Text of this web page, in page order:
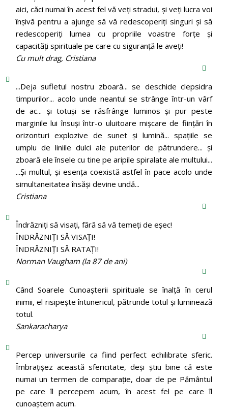
aici, căci numai în acest fel vă veți stradui, și veți lucra voi
înșivă pentru a ajunge să vă redescoperiți singuri și să
redescoperiți lumea cu propriile voastre forțe și
capacități spirituale pe care cu siguranță le aveți!
Cu mult drag, Cristiana
...Deja sufletul nostru zboară... se deschide clepsidra
timpurilor... acolo unde neantul se strânge într-un vârf
de ac... și totuși se răsfrânge luminos și pur peste
marginile lui însuși într-o uluitoare mișcare de ființări în
orizonturi explozive de sunet și lumină... spațiile se
umplu de liniile dulci ale puterilor de pătrundere... și
zboară ele însele cu tine pe aripile spiralate ale multului...
...Și multul, și esența coexistă astfel în pace acolo unde
simultaneitatea însăși devine undă...
Cristiana
Îndrăzniţi să visaţi, fără să vă temeţi de eşec!
ÎNDRĂZNIȚI SĂ VISAȚI!
ÎNDRĂZNIȚI SĂ RATAȚI!
Norman Vaugham (la 87 de ani)
Când Soarele Cunoaşterii spirituale se înalţă în cerul
inimii, el risipeşte întunericul, pătrunde totul şi luminează
totul.
Sankaracharya
Percep universurile ca fiind perfect echilibrate sferic.
Îmbrațișez această sfericitate, deși știu bine că este
numai un termen de comparație, doar de pe Pământul
pe care îl percepem acum, în acest fel pe care îl
cunoaștem acum.